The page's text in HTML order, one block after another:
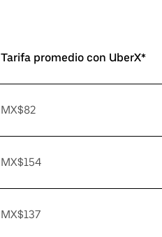
Tarifa promedio con UberX*
MX$82
MX$154
MX$137